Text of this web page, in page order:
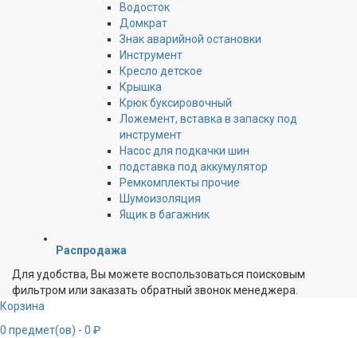
Водосток
Домкрат
Знак аварийной остановки
Инструмент
Кресло детское
Крышка
Крюк буксировочный
Ложемент, вставка в запаску под
инструмент
Насос для подкачки шин
подставка под аккумулятор
Ремкомплекты прочие
Шумоизоляция
Ящик в багажник
Распродажа
Для удобства, Вы можете воспользоваться поисковым
фильтром или заказать обратный звонок менеджера.
Корзина
0 предмет(ов) - 0 ₽